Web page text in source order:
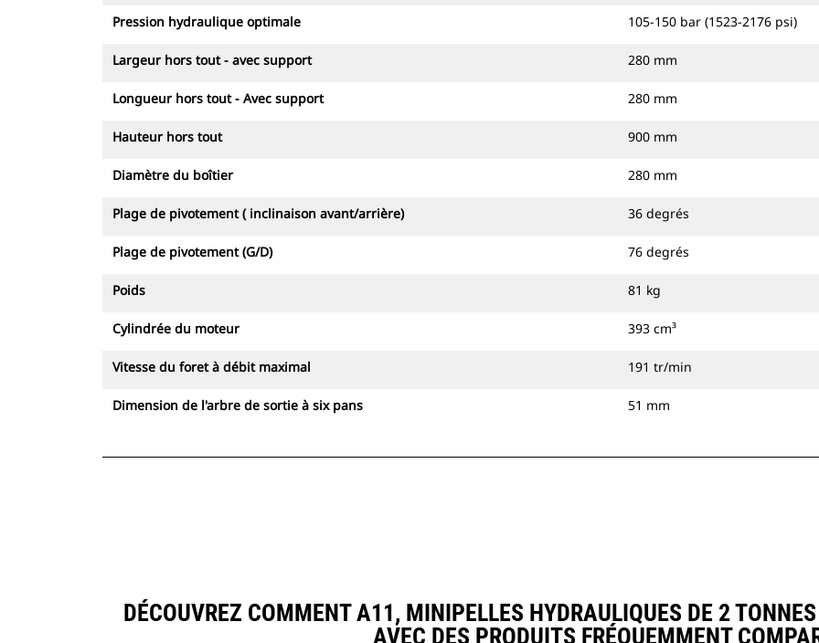
Pression hydraulique optimale 105-150 bar (1523-2176 psi)
Largeur hors tout - avec support 280 mm
Longueur hors tout - Avec support 280 mm
Hauteur hors tout 900 mm
Diamètre du boîtier 280 mm
Plage de pivotement ( inclinaison avant/arrière) 36 degrés
Plage de pivotement (G/D) 76 degrés
Poids 81 kg
Cylindrée du moteur 393 cm³
Vitesse du foret à débit maximal 191 tr/min
Dimension de l'arbre de sortie à six pans 51 mm
DÉCOUVREZ COMMENT A11, MINIPELLES HYDRAULIQUES DE 2
AVEC DES PRODUITS FRÉQUEMMENT